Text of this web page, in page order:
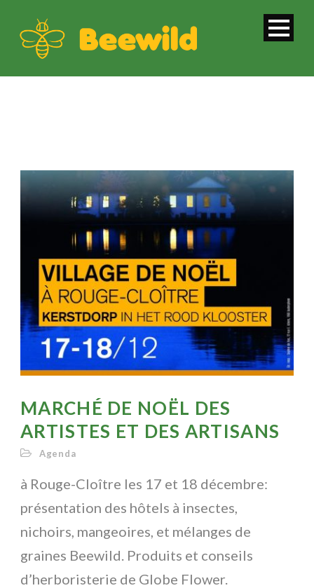
MARCHÉ DE NOËL DES
ARTISTES ET DES ARTISANS
Agenda
à Rouge-Cloître les 17 et 18 décembre:
présentation des hôtels à insectes,
nichoirs, mangeoires, et mélanges de
graines Beewild. Produits et conseils
d’herboristerie de Globe Flower.